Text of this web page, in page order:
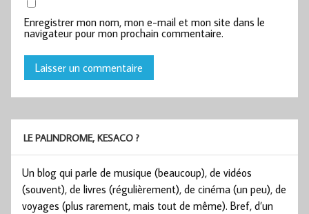
Enregistrer mon nom, mon e-mail et mon site dans le
navigateur pour mon prochain commentaire.
LE PALINDROME, KESACO ?
Un blog qui parle de musique (beaucoup), de vidéos
(souvent), de livres (régulièrement), de cinéma (un peu), de
voyages (plus rarement, mais tout de même). Bref, d’un